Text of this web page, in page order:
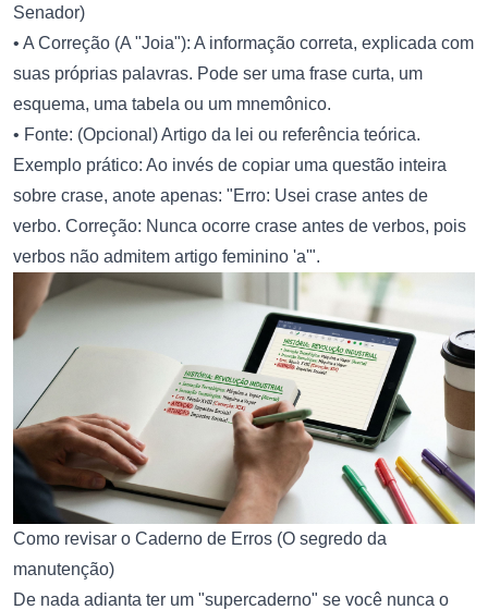
Senador)
• A Correção (A "Joia"): A informação correta, explicada com
suas próprias palavras. Pode ser uma frase curta, um
esquema, uma tabela ou um mnemônico.
• Fonte: (Opcional) Artigo da lei ou referência teórica.
Exemplo prático: Ao invés de copiar uma questão inteira
sobre crase, anote apenas: "Erro: Usei crase antes de
verbo. Correção: Nunca ocorre crase antes de verbos, pois
verbos não admitem artigo feminino 'a'".
Como revisar o Caderno de Erros (O segredo da
manutenção)
De nada adianta ter um "supercaderno" se você nunca o